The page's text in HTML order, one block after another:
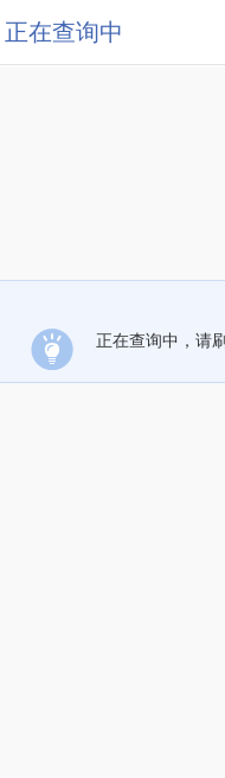
正在查询中
正在查询中，请